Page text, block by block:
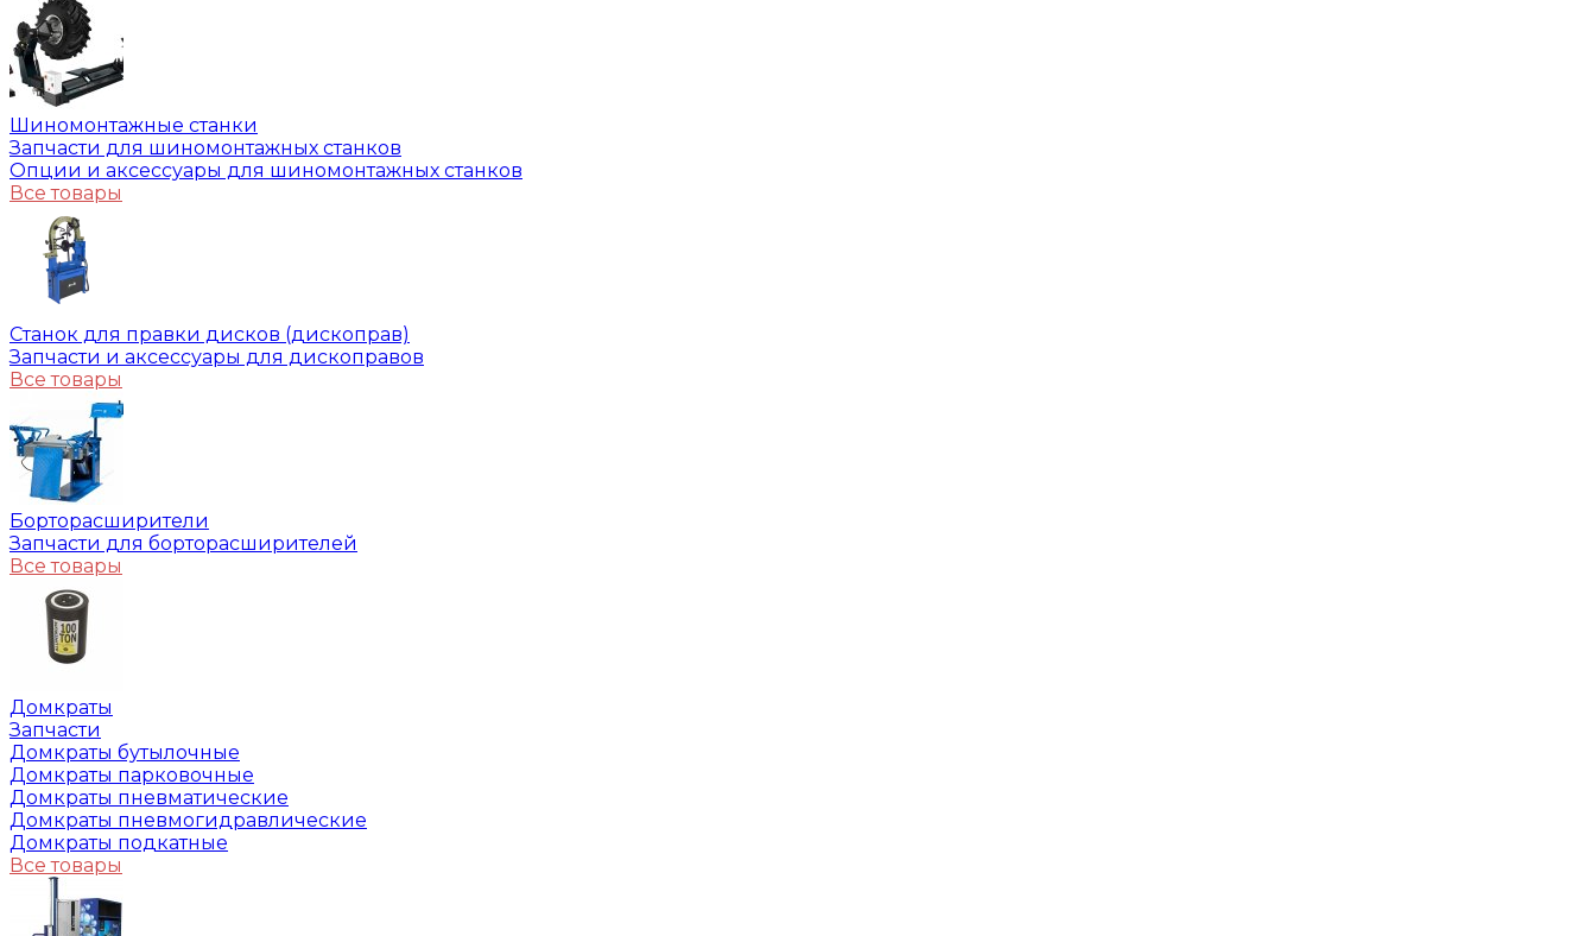
Шиномонтажные станки
Запчасти для шиномонтажных станков
Опции и аксессуары для шиномонтажных станков
Все товары
Станок для правки дисков (дископрав)
Запчасти и аксессуары для дископравов
Все товары
Борторасширители
Запчасти для борторасширителей
Все товары
Домкраты
Запчасти
Домкраты бутылочные
Домкраты парковочные
Домкраты пневматические
Домкраты пневмогидравлические
Домкраты подкатные
Все товары